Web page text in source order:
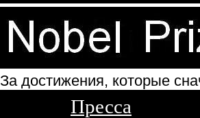
За достижения, которые
Пресса